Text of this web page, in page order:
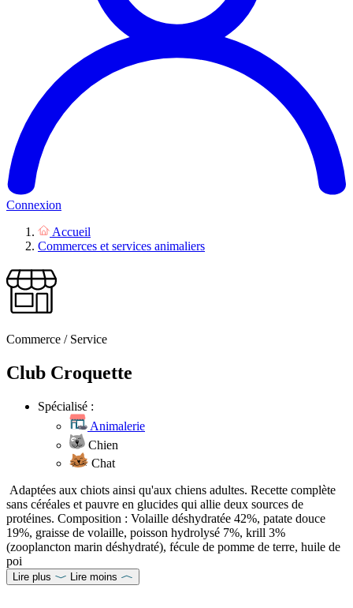
Connexion
Accueil
Commerces et services animaliers
Commerce / Service
Club Croquette
Spécialisé :
Animalerie
Chien
Chat
Adaptées aux chiots ainsi qu'aux chiens adultes. Recette complète
sans céréales et pauvre en glucides qui allie deux sources de
protéines. Composition : Volaille déshydratée 42%, patate douce
19%, graisse de volaille, poisson hydrolysé 7%, krill 3%
(zooplancton marin déshydraté), fécule de pomme de terre, huile de
poi
Lire plus Lire moins